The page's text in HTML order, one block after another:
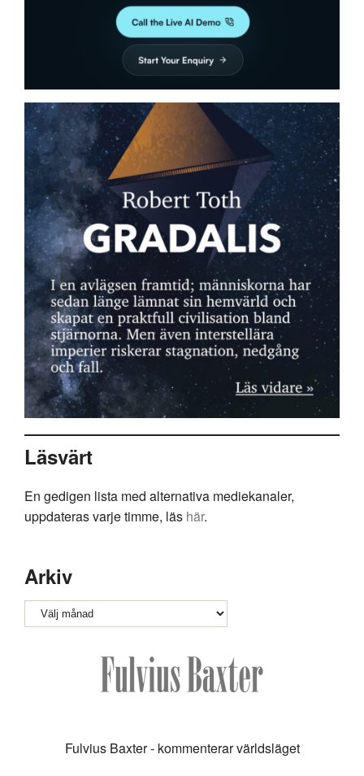
Läsvärt
En gedigen lista med alternativa mediekanaler,
uppdateras varje timme, läs här.
Arkiv
Arkiv
Fulvius Baxter - kommenterar världsläget